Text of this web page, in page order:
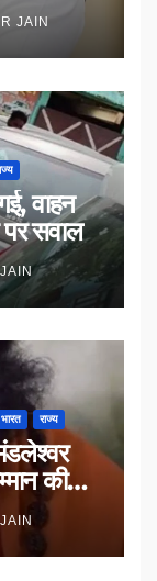
JAIN
सवाल
भारत राज्य
की